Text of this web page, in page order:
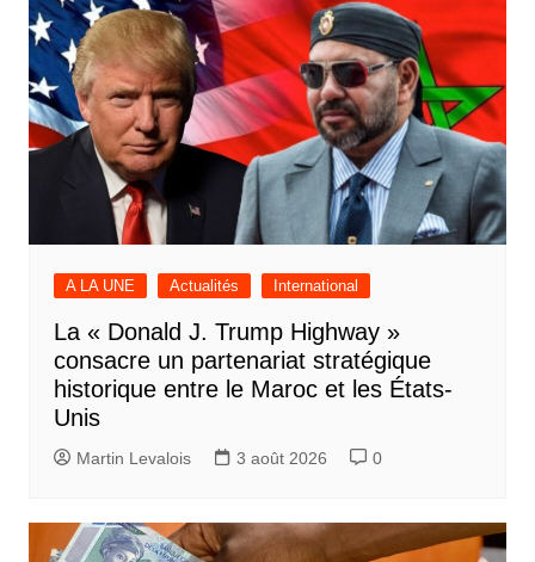
A LA UNE Actualités International
La « Donald J. Trump Highway »
consacre un partenariat stratégique
historique entre le Maroc et les États-
Unis
Martin Levalois 3 août 2026 0